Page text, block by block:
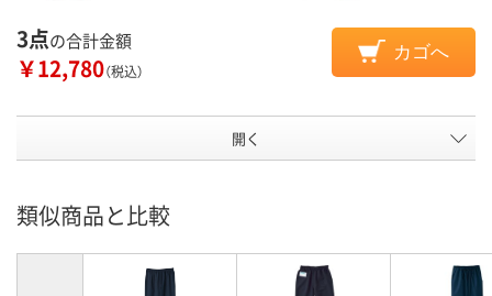
3点の合計金額
￥12,780（税込）
カゴへ
開く
類似商品と比較